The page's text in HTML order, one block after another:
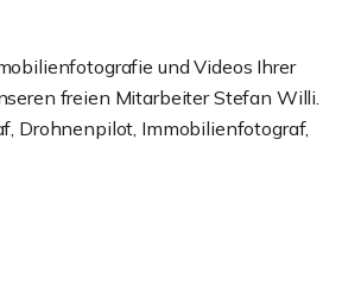
und Videos Ihrer
freien Mitarbeiter Stefan Willi.
Drohnenpilot, Immobilienfotograf,